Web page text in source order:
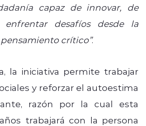
capaz de innovar, de
desafíos desde la
crítico”.
la iniciativa permite trabajar
y reforzar el autoestima
razón por la cual esta
trabajará con la persona